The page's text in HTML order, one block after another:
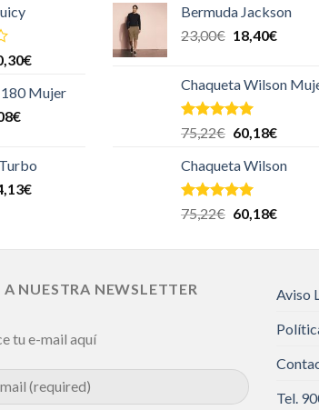
€
Mujer
€
€
Bermuda Jackson
23,00€ 18,40€
Chaqueta Wilson
Valorado en
5.00
75,22€ 60,18€
Chaqueta Wilson
Valorado en
5.00
75,22€ 60,18€
A NUESTRA NEWSLETTER
tu e-mail aquí
Aviso
Tel.